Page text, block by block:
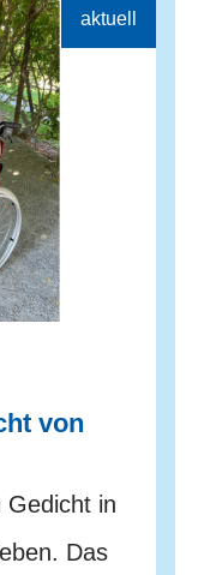
von
Gedicht in
Das